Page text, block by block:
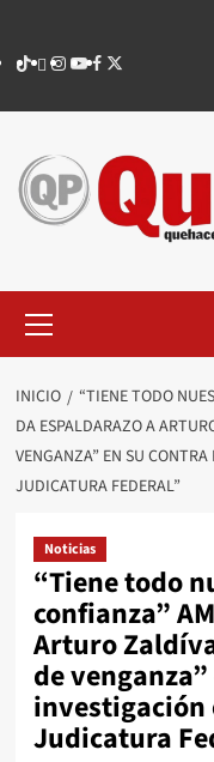
contenido
TikTok
threads
Instagram
Youtube
Facebook
X
principal
INICIO
“TIENE TODO
DA ESPALDARAZO A
VENGANZA” EN SU
JUDICATURA FEDERAL”
Noticias
“Tiene todo
confianza”
Arturo
de
investigación
Judicatura